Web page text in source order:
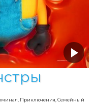
Приключения, Семейный